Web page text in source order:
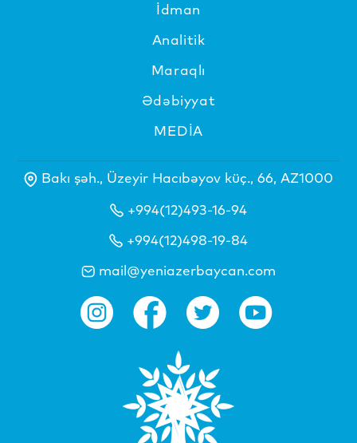
İdman
Analitik
Maraqlı
Ədəbiyyat
MEDİA
Bakı şəh., Üzeyir Hacıbəyov küç., 66, AZ1000
+994(12)493-16-94
+994(12)498-19-84
mail@yeniazerbaycan.com